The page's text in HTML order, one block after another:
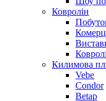
Ковролін
Килимова
Vebe
Condor
Betap